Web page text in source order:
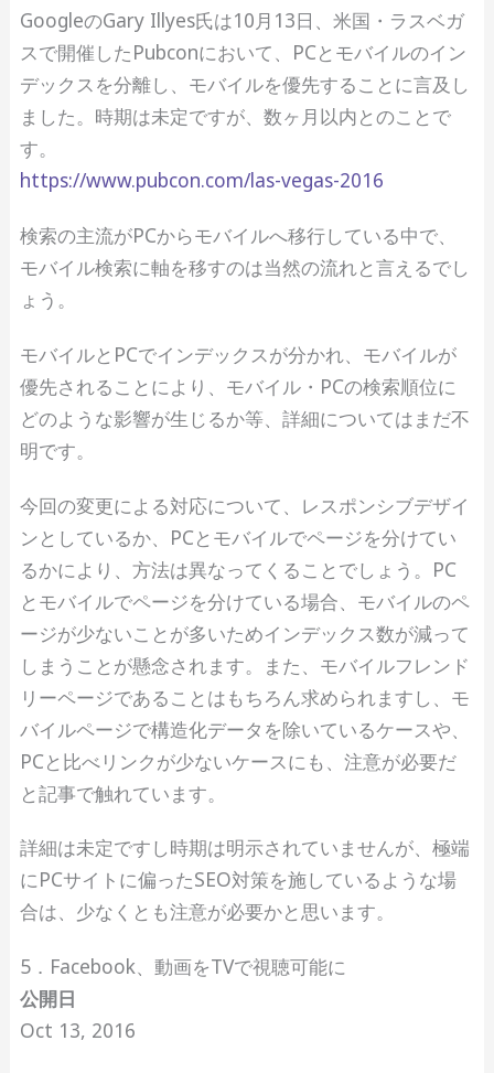
GoogleのGary Illyes氏は10月13日、米国・ラスベガ
スで開催したPubconにおいて、PCとモバイルのイン
デックスを分離し、モバイルを優先することに言及し
ました。時期は未定ですが、数ヶ月以内とのことで
す。
https://www.pubcon.com/las-vegas-2016
検索の主流がPCからモバイルへ移行している中で、
モバイル検索に軸を移すのは当然の流れと言えるでし
ょう。
モバイルとPCでインデックスが分かれ、モバイルが
優先されることにより、モバイル・PCの検索順位に
どのような影響が生じるか等、詳細についてはまだ不
明です。
今回の変更による対応について、レスポンシブデザイ
ンとしているか、PCとモバイルでページを分けてい
るかにより、方法は異なってくることでしょう。PC
とモバイルでページを分けている場合、モバイルのペ
ージが少ないことが多いためインデックス数が減って
しまうことが懸念されます。また、モバイルフレンド
リーページであることはもちろん求められますし、モ
バイルページで構造化データを除いているケースや、
PCと比べリンクが少ないケースにも、注意が必要だ
と記事で触れています。
詳細は未定ですし時期は明示されていませんが、極端
にPCサイトに偏ったSEO対策を施しているような場
合は、少なくとも注意が必要かと思います。
5．Facebook、動画をTVで視聴可能に
公開日
Oct 13, 2016